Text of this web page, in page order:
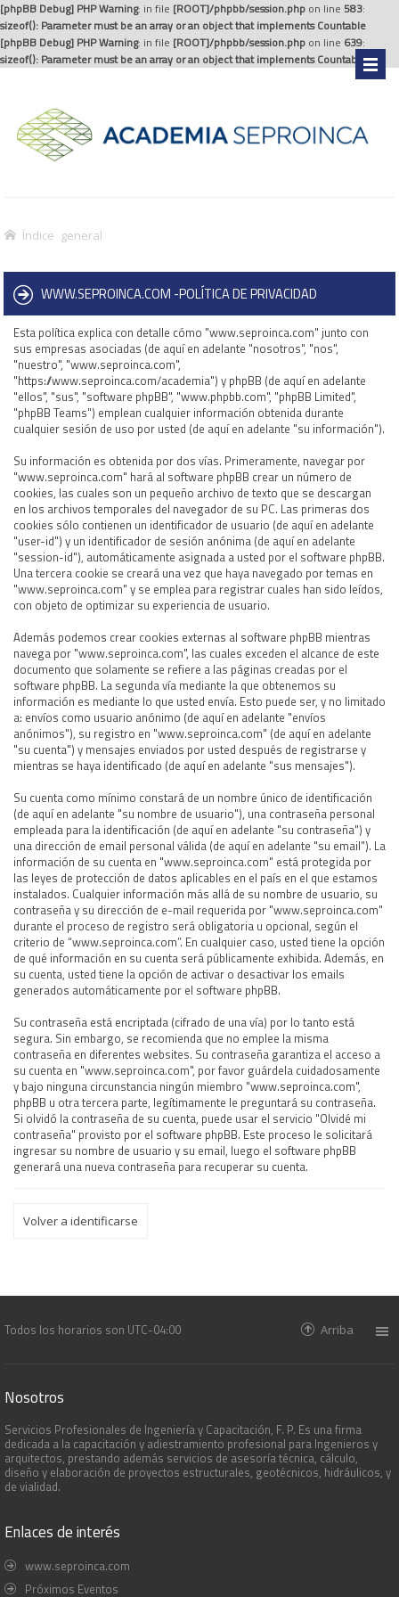
[phpBB Debug] PHP Warning: in file [ROOT]/phpbb/session.php on line 583:
sizeof(): Parameter must be an array or an object that implements Countable
[phpBB Debug] PHP Warning: in file [ROOT]/phpbb/session.php on line 639:
sizeof(): Parameter must be an array or an object that implements Countable
Índice general
WWW.SEPROINCA.COM -POLÍTICA DE PRIVACIDAD
Esta política explica con detalle cómo "www.seproinca.com" junto con
sus empresas asociadas (de aquí en adelante "nosotros", "nos",
"nuestro", "www.seproinca.com",
"https://www.seproinca.com/academia") y phpBB (de aquí en adelante
"ellos", "sus", "software phpBB", "www.phpbb.com", "phpBB Limited",
"phpBB Teams") emplean cualquier información obtenida durante
cualquier sesión de uso por usted (de aquí en adelante "su información").
Su información es obtenida por dos vías. Primeramente, navegar por
"www.seproinca.com" hará al software phpBB crear un número de
cookies, las cuales son un pequeño archivo de texto que se descargan
en los archivos temporales del navegador de su PC. Las primeras dos
cookies sólo contienen un identificador de usuario (de aquí en adelante
"user-id") y un identificador de sesión anónima (de aquí en adelante
"session-id"), automáticamente asignada a usted por el software phpBB.
Una tercera cookie se creará una vez que haya navegado por temas en
"www.seproinca.com" y se emplea para registrar cuales han sido leídos,
con objeto de optimizar su experiencia de usuario.
Además podemos crear cookies externas al software phpBB mientras
navega por "www.seproinca.com", las cuales exceden el alcance de este
documento que solamente se refiere a las páginas creadas por el
software phpBB. La segunda vía mediante la que obtenemos su
información es mediante lo que usted envía. Esto puede ser, y no limitado
a: envíos como usuario anónimo (de aquí en adelante "envíos
anónimos"), su registro en "www.seproinca.com" (de aquí en adelante
"su cuenta") y mensajes enviados por usted después de registrarse y
mientras se haya identificado (de aquí en adelante "sus mensajes").
Su cuenta como mínimo constará de un nombre único de identificación
(de aquí en adelante "su nombre de usuario"), una contraseña personal
empleada para la identificación (de aquí en adelante "su contraseña") y
una dirección de email personal válida (de aquí en adelante "su email"). La
información de su cuenta en "www.seproinca.com" está protegida por
las leyes de protección de datos aplicables en el país en el que estamos
instalados. Cualquier información más allá de su nombre de usuario, su
contraseña y su dirección de e-mail requerida por "www.seproinca.com"
durante el proceso de registro será obligatoria u opcional, según el
criterio de “www.seproinca.com”. En cualquier caso, usted tiene la opción
de qué información en su cuenta será públicamente exhibida. Además, en
su cuenta, usted tiene la opción de activar o desactivar los emails
generados automáticamente por el software phpBB.
Su contraseña está encriptada (cifrado de una vía) por lo tanto está
segura. Sin embargo, se recomienda que no emplee la misma
contraseña en diferentes websites. Su contraseña garantiza el acceso a
su cuenta en "www.seproinca.com", por favor guárdela cuidadosamente
y bajo ninguna circunstancia ningún miembro "www.seproinca.com",
phpBB u otra tercera parte, legítimamente le preguntará su contraseña.
Si olvidó la contraseña de su cuenta, puede usar el servicio "Olvidé mi
contraseña" provisto por el software phpBB. Este proceso le solicitará
ingresar su nombre de usuario y su email, luego el software phpBB
generará una nueva contraseña para recuperar su cuenta.
Volver a identificarse
Todos los horarios son UTC-04:00 Arriba
Nosotros
Servicios Profesionales de Ingeniería y Capacitación, F. P. Es una firma
dedicada a la capacitación y adiestramiento profesional para Ingenieros y
arquitectos, prestando además servicios de asesoría técnica, cálculo,
diseño y elaboración de proyectos estructurales, geotécnicos, hidráulicos, y
de vialidad.
Enlaces de interés
www.seproinca.com
Próximos Eventos